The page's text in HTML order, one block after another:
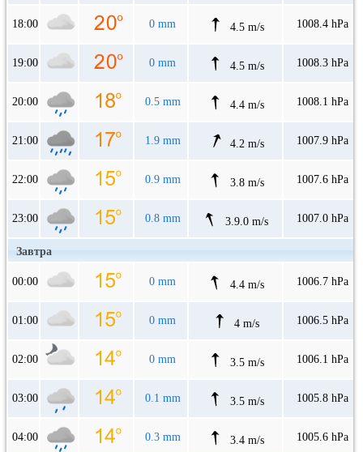
18:00 0 mm 4.5 m/s 1008.4 hPa
19:00 0 mm 4.5 m/s 1008.3 hPa
20:00 0.5 mm 4.4 m/s 1008.1 hPa
21:00 1.9 mm 4.2 m/s 1007.9 hPa
22:00 0.9 mm 3.8 m/s 1007.6 hPa
23:00 0.8 mm 3.9.0 m/s 1007.0 hPa
Завтра
00:00 0 mm 4.4 m/s 1006.7 hPa
01:00 0 mm 4 m/s 1006.5 hPa
02:00 0 mm 3.5 m/s 1006.1 hPa
03:00 0.1 mm 3.5 m/s 1005.8 hPa
04:00 0.3 mm 3.4 m/s 1005.6 hPa